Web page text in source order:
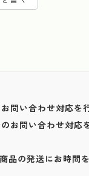
問い合わせ対応を
問い合わせ対応
の発送にお時間